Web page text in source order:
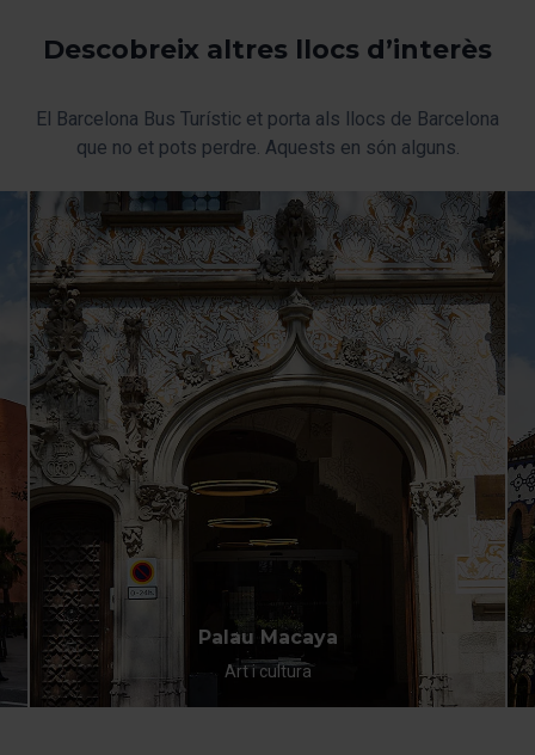
inferior del web.
Descobreix altres llocs d’interès
El Barcelona Bus Turístic et porta als llocs de Barcelona
que no et pots perdre. Aquests en són alguns.
Palau Macaya
Art i cultura